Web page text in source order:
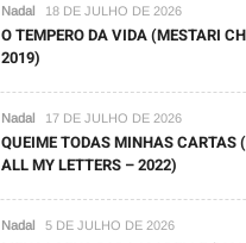
Nadal 18 DE JULHO DE 2026
O TEMPERO DA VIDA (MESTARI
2019)
Nadal 17 DE JULHO DE 2026
QUEIME TODAS MINHAS CARTAS
ALL MY LETTERS – 2022)
Nadal 5 DE JULHO DE 2026